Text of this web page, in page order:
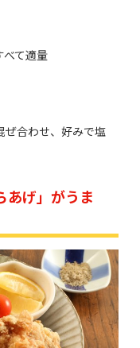
て適量
ぜ合わせ、好みで塩
あげ」がうま